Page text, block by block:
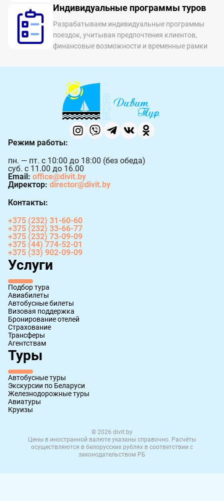
Индивидуальные программы туров
Разрабатываем индивидуальные программы
поездок, учитывая предпочтения клиентов,
финансовые возможности и временные рамки
Услуги
Подбор тура
Авиабилеты
Автобусные билеты
Визовая поддержка
Бронирование отелей
Страхование
Трансферы
Агентствам
Туры
Автобусные туры
Экскурсии по Беларуси
Железнодорожные туры
Авиатуры
Круизы
Режим работы:
пн. — пт. с 10:00 до 18:00 (без обеда)
суб. с 11.00 до 16.00
Email: office@divit.by
Директор: director@divit.by
Контакты:
+375 (232) 31-60-60
+375 (232) 33-66-77
+375 (232) 73-09-09
+375 (44) 774-52-01
+375 (33) 902-09-09
© 2026 divit.by
Цены в иностранной валюте указаны справочно. Расчёты
осуществляются в белорусских рублях в соответствии с
законодательством РБ